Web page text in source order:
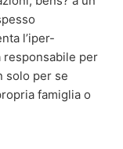
l’iper-
responsabile per
solo per se
famiglia o